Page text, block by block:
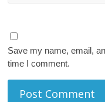
Save my name, email,
time I comment.